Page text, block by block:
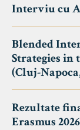
Interviu cu
Blended
Strategies
(Cluj-
Rezultate
Erasmus